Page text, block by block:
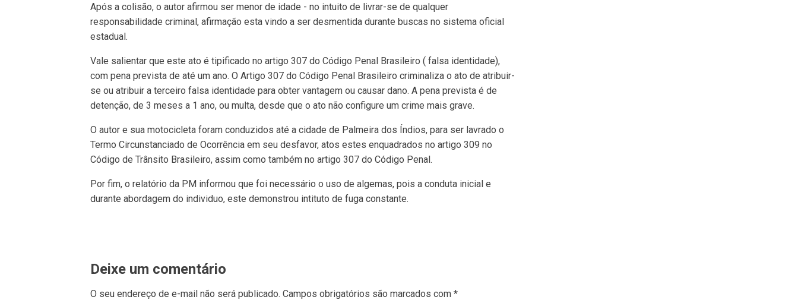
Após a colisão, o autor afirmou ser menor de idade - no intuito de livrar-se de qualquer
responsabilidade criminal, afirmação esta vindo a ser desmentida durante buscas no sistema oficial
estadual.
Vale salientar que este ato é tipificado no artigo 307 do Código Penal Brasileiro ( falsa identidade),
com pena prevista de até um ano. O Artigo 307 do Código Penal Brasileiro criminaliza o ato de atribuir-
se ou atribuir a terceiro falsa identidade para obter vantagem ou causar dano. A pena prevista é de
detenção, de 3 meses a 1 ano, ou multa, desde que o ato não configure um crime mais grave.
O autor e sua motocicleta foram conduzidos até a cidade de Palmeira dos Índios, para ser lavrado o
Termo Circunstanciado de Ocorrência em seu desfavor, atos estes enquadrados no artigo 309 no
Código de Trânsito Brasileiro, assim como também no artigo 307 do Código Penal.
Por fim, o relatório da PM informou que foi necessário o uso de algemas, pois a conduta inicial e
durante abordagem do individuo, este demonstrou intituto de fuga constante.
Deixe um comentário
O seu endereço de e-mail não será publicado. Campos obrigatórios são marcados com *